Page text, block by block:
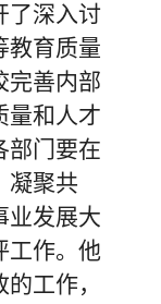
了深入讨
教育质量
完善内部
量和人才
部门要在
凝聚共
业发展大
作。 他
工作，